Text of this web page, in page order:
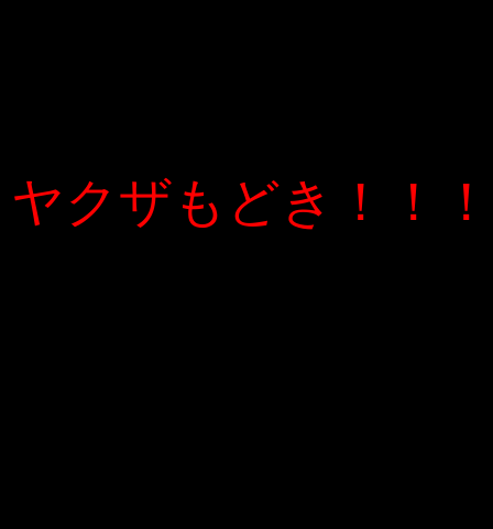
ヤクザもどき！！！